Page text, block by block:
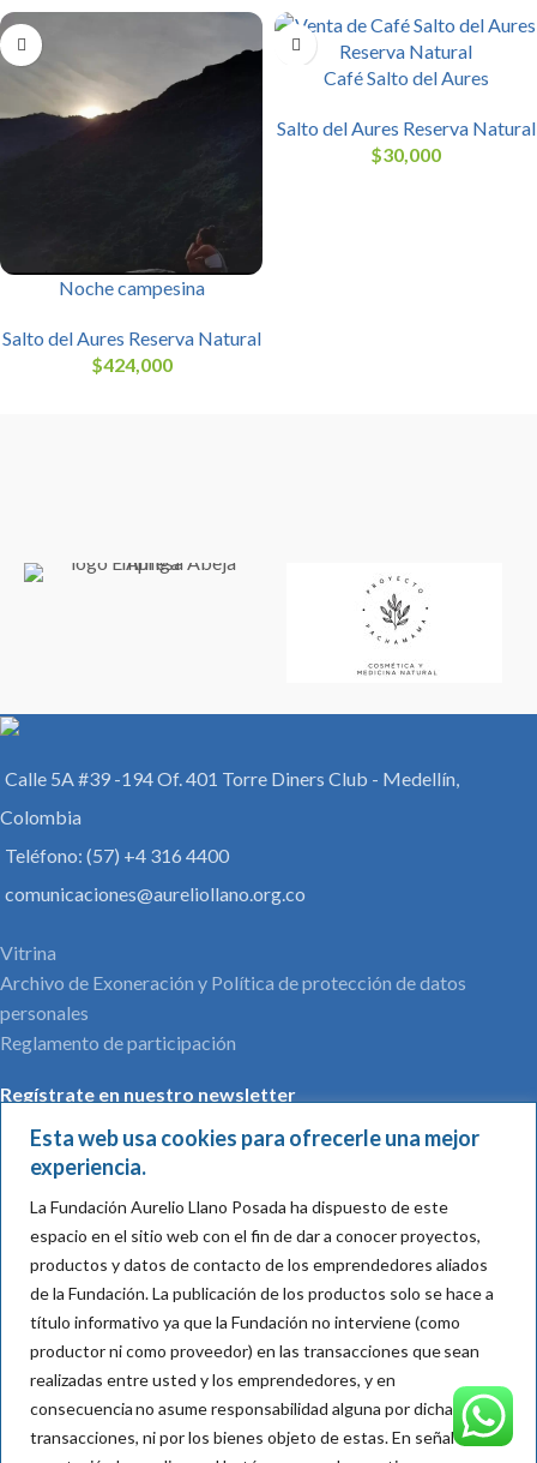
Esta web usa cookies para ofrecerle una mejor
experiencia.
La Fundación Aurelio Llano Posada ha dispuesto de este
espacio en el sitio web con el fin de dar a conocer proyectos,
productos y datos de contacto de los emprendedores aliados
de la Fundación.La publicación de los productos solo se hace a
título informativo ya que la Fundación no interviene (como
productor ni como proveedor) en las transacciones que sean
realizadas entre usted y los emprendedores, y en
consecuenciano asume responsabilidad alguna por dichas
transacciones, ni por los bienes objeto deestas. En señal de
Noche campesina
Salto del Aures Reserva Natural
$424,000
Café Salto del Aures
Salto del Aures Reserva Natural
$30,000
Calle 5A #39 -194 Of. 401 Torre Diners Club - Medellín,
Colombia
Teléfono: (57) +4 316 4400
comunicaciones@aureliollano.org.co
Vitrina
Archivo de Exoneración y Política de protección de datos
personales
Reglamento de participación
Regístrate en nuestro newsletter
Nombre*:
Mail*:
Acepto su política de tratamiento de datos